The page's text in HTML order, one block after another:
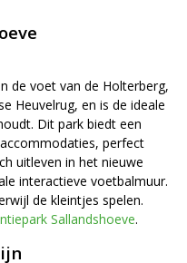
de voet van de Holterberg,
Heuvelrug, en is de ideale
Dit park biedt een
perfect
uitleven in het nieuwe
interactieve voetbalmuur.
de kleintjes spelen.
Sallandshoeve.